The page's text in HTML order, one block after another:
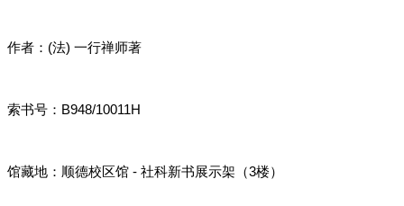
作者：(法) 一行禅师著
索书号：B948/10011H
馆藏地：顺德校区馆 - 社科新书展示架（3楼）